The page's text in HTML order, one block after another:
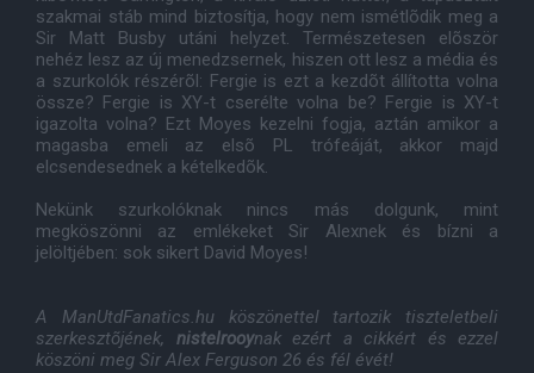
szakmai stáb mind biztosítja, hogy nem ismétlõdik meg a
Sir Matt Busby utáni helyzet. Természetesen elõször
nehéz lesz az új menedzsernek, hiszen ott lesz a média és
a szurkolók részérõl: Fergie is ezt a kezdõt állította volna
össze? Fergie is XY-t cserélte volna be? Fergie is XY-t
igazolta volna? Ezt Moyes kezelni fogja, aztán amikor a
magasba emeli az elsõ PL trófeáját, akkor majd
elcsendesednek a kételkedõk.
Nekünk szurkolóknak nincs más dolgunk, mint
megköszönni az emlékeket Sir Alexnek és bízni a
jelöltjében: sok sikert David Moyes!
A ManUtdFanatics.hu köszönettel tartozik tiszteletbeli
szerkesztõjének, nistelrooynak ezért a cikkért és ezzel
köszöni meg Sir Alex Ferguson 26 és fél évét!